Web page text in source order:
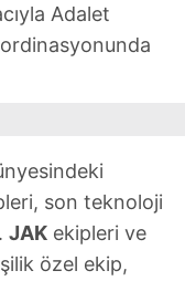
Adalet
son teknoloji
JAK ekipleri ve
özel ekip,